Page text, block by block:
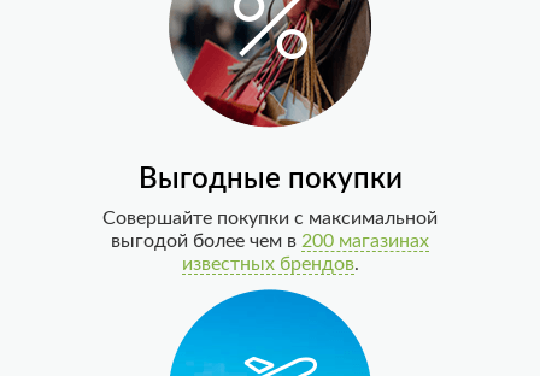
Выгодные покупки
Совершайте покупки с максимальной
выгодой более чем в 200 магазинах
известных брендов.